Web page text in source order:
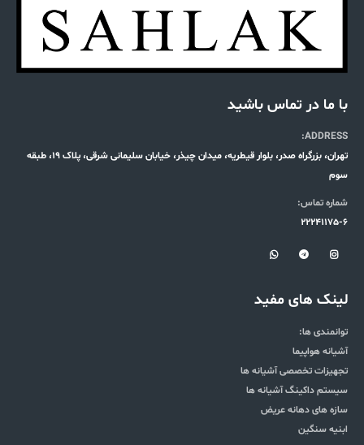
با ما در تماس باشید
ADDRESS:
تهران، بزرگراه صدر، بلوار قیطریه، میدان چیذر، خیابان سلیمانی شرقی، پلاک 19، طبقه
سوم
شماره تماس:
22241175-6
لینک های مفید
توانمندی ها:
آشیانه هواپیما
تجهیزات تخصصی آشیانه ها
سیستم داکینگ آشیانه ها
سازه های دهانه عریض
ابنیه سنگین